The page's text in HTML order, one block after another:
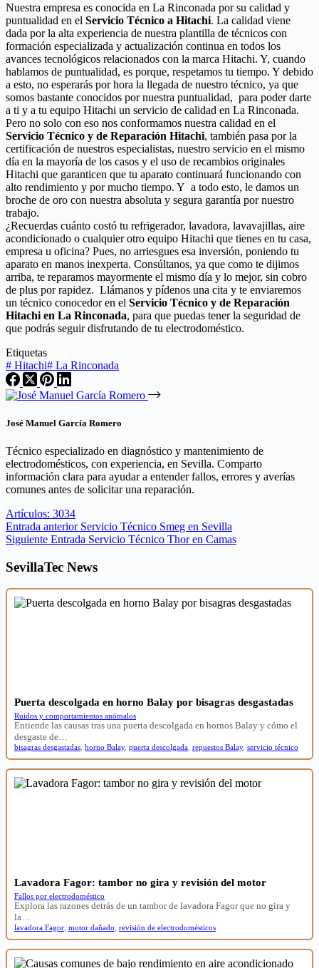
Nuestra empresa es conocida en La Rinconada por su calidad y
puntualidad en el Servicio Técnico a Hitachi. La calidad viene
dada por la alta experiencia de nuestra plantilla de técnicos con
formación especializada y actualización continua en todos los
avances tecnológicos relacionados con la marca Hitachi. Y, cuando
hablamos de puntualidad, es porque, respetamos tu tiempo. Y debido
a esto, no esperarás por hora la llegada de nuestro técnico, ya que
somos bastante conocidos por nuestra puntualidad, para poder darte
a ti y a tu equipo Hitachi un servicio de calidad en La Rinconada.
Pero no solo con eso nos conformamos nuestra calidad en el
Servicio Técnico y de Reparación Hitachi, también pasa por la
certificación de nuestros especialistas, nuestro servicio en el mismo
día en la mayoría de los casos y el uso de recambios originales
Hitachi que garanticen que tu aparato continuará funcionando con
alto rendimiento y por mucho tiempo. Y a todo esto, le damos un
broche de oro con nuestra absoluta y segura garantía por nuestro
trabajo.
¿Recuerdas cuánto costó tu refrigerador, lavadora, lavavajillas, aire
acondicionado o cualquier otro equipo Hitachi que tienes en tu casa,
empresa u oficina? Pues, no arriesgues esa inversión, poniendo tu
aparato en manos inexperta. Consúltanos, ya que como te dijimos
arriba, te reparamos mayormente el mismo día y lo mejor, sin cobro
de plus por rapidez. Llámanos y pídenos una cita y te enviaremos
un técnico conocedor en el Servicio Técnico y de Reparación
Hitachi en La Rinconada, para que puedas tener la seguridad de
que podrás seguir disfrutando de tu electrodoméstico.
Etiquetas
# Hitachi# La Rinconada
José Manuel García Romero
Técnico especializado en diagnóstico y mantenimiento de
electrodomésticos, con experiencia, en Sevilla. Comparto
información clara para ayudar a entender fallos, errores y averías
comunes antes de solicitar una reparación.
Artículos: 3034
Entrada anterior Servicio Técnico Smeg en Sevilla
Siguiente Entrada Servicio Técnico Thor en Camas
SevillaTec News
Puerta descolgada en horno Balay por bisagras desgastadas
Ruidos y comportamientos anómalos
Entiende las causas tras una puerta descolgada en hornos Balay y cómo el
desgaste de…
bisagras desgastadas horno Balay, puerta descolgada repuestos Balay, servicio técnico
Lavadora Fagor: tambor no gira y revisión del motor
Fallos por electrodoméstico
Explora las razones detrás de un tambor de lavadora Fagor que no gira y
la…
lavadora Fagor motor dañado revisión de electrodomésticos